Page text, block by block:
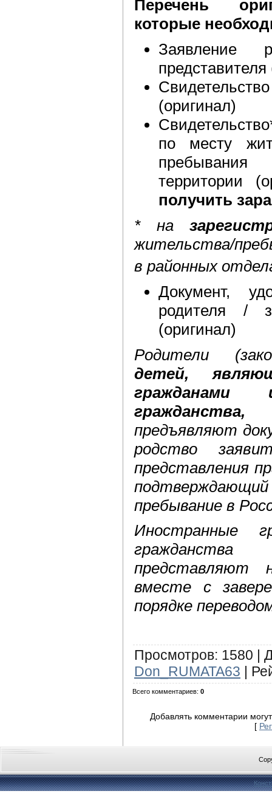
Перечень
которые
Заявление
(оригинал)
по месту
территории
получить
* на
жительства/
в районных
Документ,
родителя /
(оригинал)
Родители
детей,
гражданства,
предъявляют
родство
представления
пребывание в
Иностранные
представляют
вместе с
порядке
Просмотров: 1580 |
Don_RUMATA63 |
Всего комментариев: 0
Добавлять комментарии
[